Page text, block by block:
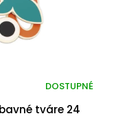
tváre 24
DOSTUPNÉ